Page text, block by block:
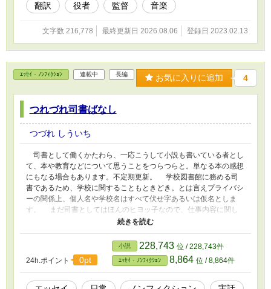
翻訳
役者 監督 音楽
文字数 216,778 最終更新日 2026.08.06 登録日 2023.02.13
ｴｯｾｲ・ﾉﾝﾌｨｸｼｮﾝ 連載中 長編 お気に入りに追加 4
つれづれ司書ばなし
つづれ しういち
司書として働くかたわら、一応こうして小説も書いている者とし
て、本や教育などについて思うことをつらつらと。単なる本の感想
にもなる場合もあります。不定期更新。 学校図書館に務める司
書であるため、学校に関することもときどき。とは言えプライバシ
ーの関係上、個人名や学校名はすべて伏せ字あるいは仮名としま
す。 まだ司書としてはほんのヒヨッ子なので、仕事内容に関し
ては特に見るべきところはないかと思われます。 「小説家になろ
う」「カクヨム」にても連載中。
24h.ポイント 0pt
小説 228,743 位 / 228,743件
ｴｯｾｲ・ﾉﾝﾌｨｸｼｮﾝ 8,864 位 / 8,864件